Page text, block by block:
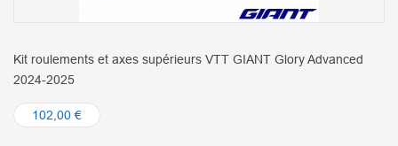
Kit roulements et axes supérieurs VTT GIANT Glory Advanced
2024-2025
102,00 €